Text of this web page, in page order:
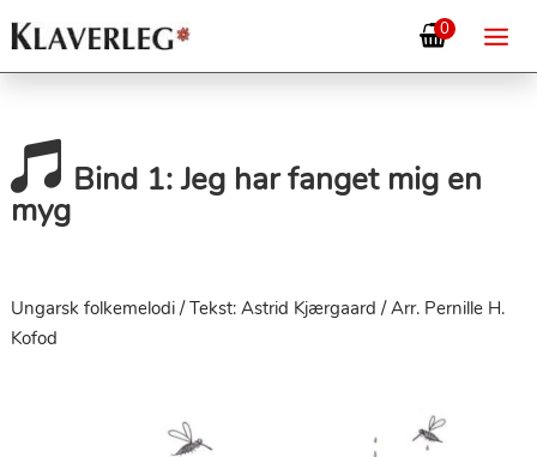
0
 Bind 1: Jeg har fanget mig en
myg
Ungarsk folkemelodi / Tekst: Astrid Kjærgaard / Arr. Pernille H.
Kofod